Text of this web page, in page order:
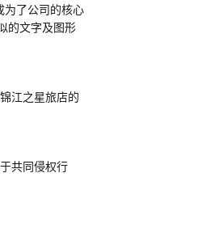
为了公司的核心
的文字及图形
江之星旅店的
共同侵权行